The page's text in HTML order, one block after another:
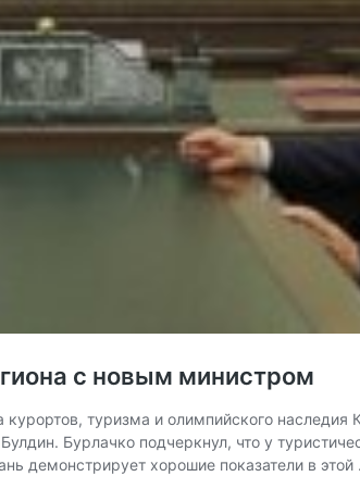
с новым министром
туризма и олимпийского
Бурлачко подчеркнул, что у
демонстрирует хорошие показатели в этой